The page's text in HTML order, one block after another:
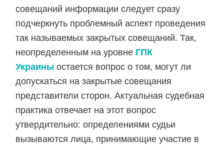
совещаний информации следует сразу
подчеркнуть проблемный аспект проведения
так называемых закрытых совещаний. Так,
неопределенным на уровне ГПК
Украины остается вопрос о том, могут ли
допускаться на закрытые совещания
представители сторон. Актуальная судебная
практика отвечает на этот вопрос
утвердительно: определениями судьи
вызываются лица, принимающие участие в